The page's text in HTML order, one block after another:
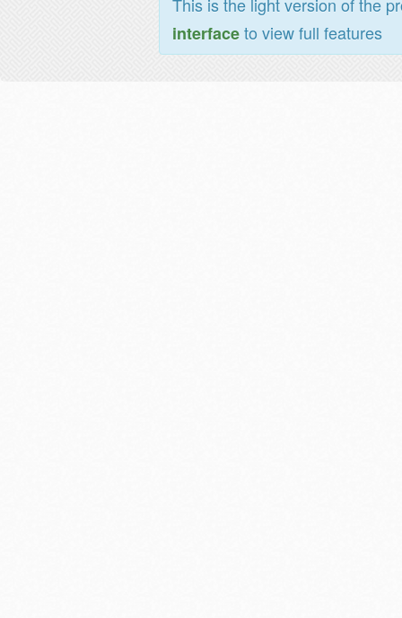
interfaceto view full features